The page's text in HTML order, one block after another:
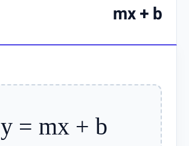
mx + b
y = mx + b